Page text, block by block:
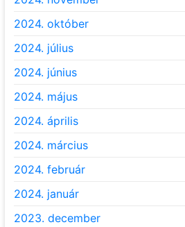
2024. október
2024. július
2024. június
2024. május
2024. április
2024. március
2024. február
2024. január
2023. december